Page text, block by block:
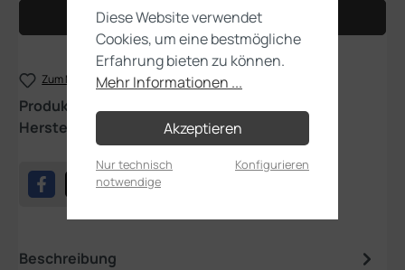
In den Warenkorb
Zum Merkzettel hinzufügen
Produktnummer:
Hersteller:
Games Workshop
Beschreibung
Diese Website verwendet
Cookies, um eine bestmögliche
Erfahrung bieten zu können.
Mehr Informationen ...
Akzeptieren
Nur technisch
notwendige
Konfigurieren